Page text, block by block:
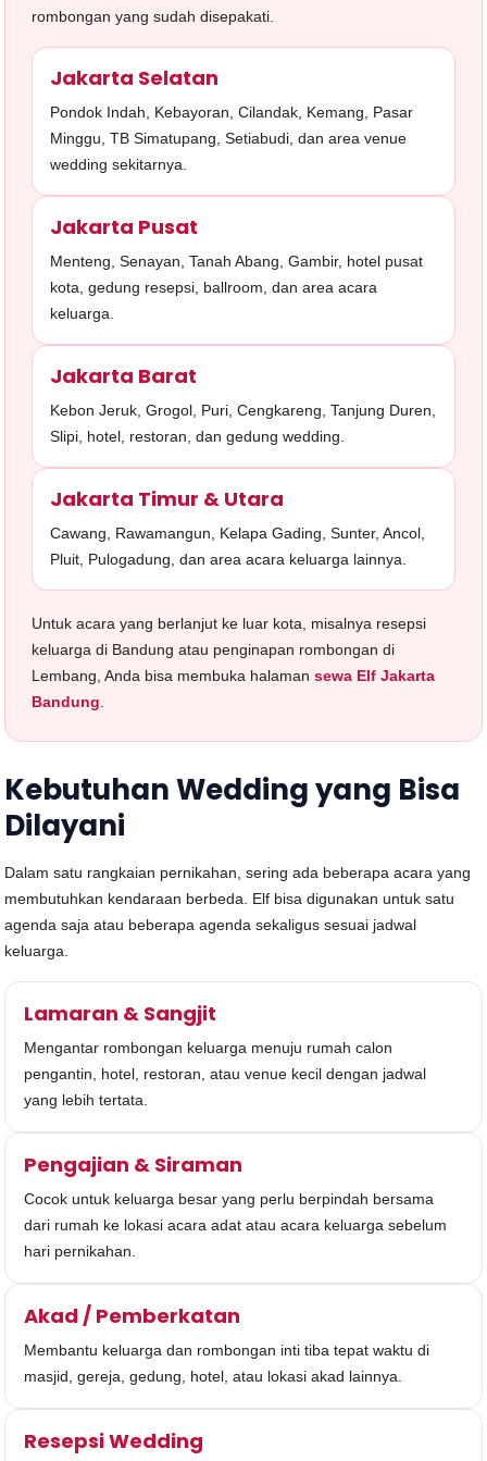
rombongan yang sudah disepakati.
Jakarta Selatan
Pondok Indah, Kebayoran, Cilandak, Kemang, Pasar
Minggu, TB Simatupang, Setiabudi, dan area venue
wedding sekitarnya.
Jakarta Pusat
Menteng, Senayan, Tanah Abang, Gambir, hotel pusat
kota, gedung resepsi, ballroom, dan area acara
keluarga.
Jakarta Barat
Kebon Jeruk, Grogol, Puri, Cengkareng, Tanjung Duren,
Slipi, hotel, restoran, dan gedung wedding.
Jakarta Timur & Utara
Cawang, Rawamangun, Kelapa Gading, Sunter, Ancol,
Pluit, Pulogadung, dan area acara keluarga lainnya.
Untuk acara yang berlanjut ke luar kota, misalnya resepsi
keluarga di Bandung atau penginapan rombongan di
Lembang, Anda bisa membuka halamansewa Elf Jakarta
Bandung
Kebutuhan Wedding yang Bisa
Dilayani
Dalam satu rangkaian pernikahan, sering ada beberapa acara yang
membutuhkan kendaraan berbeda. Elf bisa digunakan untuk satu
agenda saja atau beberapa agenda sekaligus sesuai jadwal
keluarga.
Lamaran & Sangjit
Mengantar rombongan keluarga menuju rumah calon
pengantin, hotel, restoran, atau venue kecil dengan jadwal
yang lebih tertata.
Pengajian & Siraman
Cocok untuk keluarga besar yang perlu berpindah bersama
dari rumah ke lokasi acara adat atau acara keluarga sebelum
hari pernikahan.
Akad / Pemberkatan
Membantu keluarga dan rombongan inti tiba tepat waktu di
masjid, gereja, gedung, hotel, atau lokasi akad lainnya.
Resepsi Wedding